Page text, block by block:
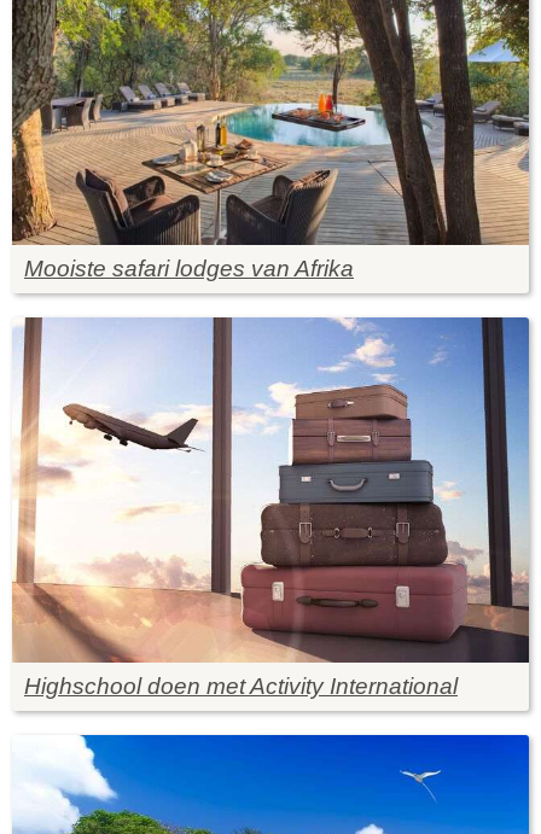
Mooiste safari lodges van Afrika
Highschool doen met Activity International